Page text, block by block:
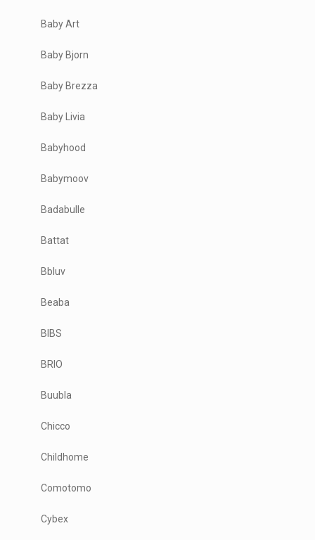
Baby Art
Baby Bjorn
Baby Brezza
Baby Livia
Babyhood
Babymoov
Badabulle
Battat
Bbluv
Beaba
BIBS
BRIO
Buubla
Chicco
Childhome
Comotomo
Cybex